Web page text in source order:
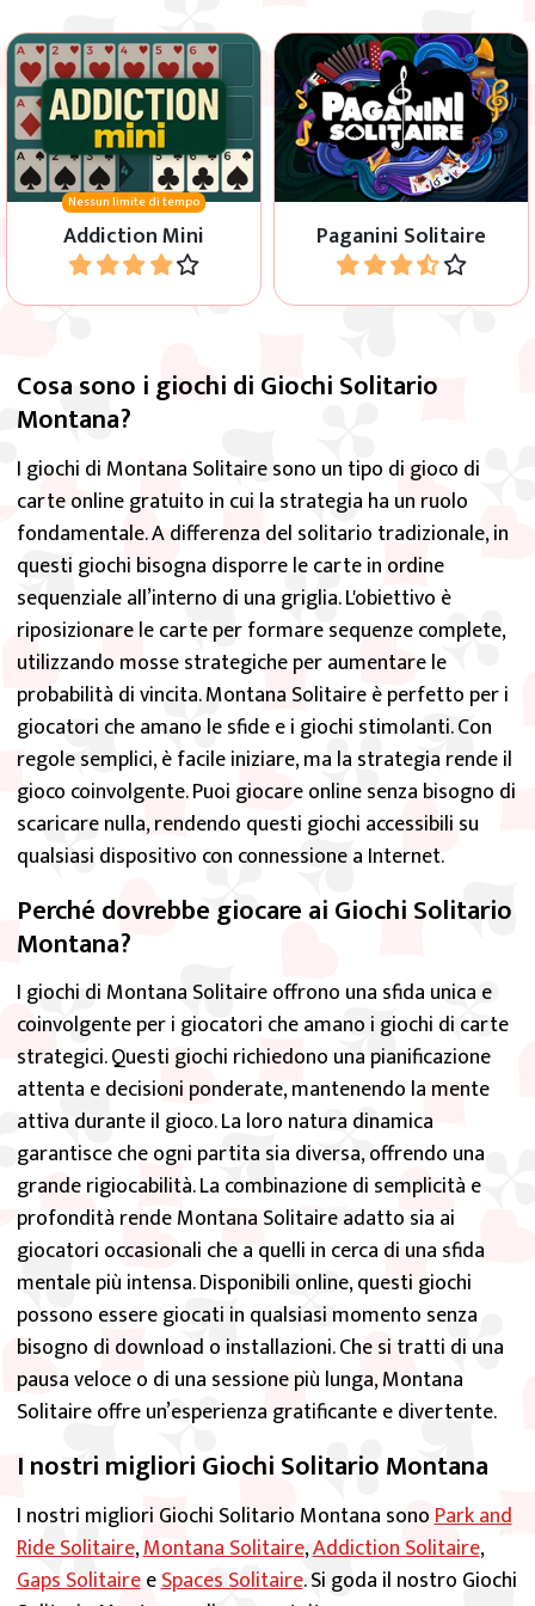
Nessun limite di tempo
Addiction Mini
Usa gli spazi liberi per
disporre tutte le carte per
colore e in sequenza, dal A al
6.
Gioca Paganini Solitaire
Usa gli spazi liberi per
disporre tutte le carte per
colore e in sequenza, dal A al
Re.
Gioca
I giochi di Montana Solitaire sono un tipo di gioco di
fondamentale. A differenza del solitario tradizionale, in
questi giochi bisogna disporre le carte in ordine
sequenziale all’interno di una griglia. L'obiettivo è
riposizionare le carte per formare sequenze complete,
utilizzando mosse strategiche per aumentare le
probabilità di vincita. Montana Solitaire è perfetto per i
giocatori che amano le sfide e i giochi stimolanti. Con
regole semplici, è facile iniziare, ma la strategia rende il
gioco coinvolgente. Puoi giocare online senza bisogno di
scaricare nulla, rendendo questi giochi accessibili su
qualsiasi dispositivo con connessione a Internet.
Perché dovrebbe giocare ai Giochi Solitario
I giochi di Montana Solitaire offrono una sfida unica e
strategici. Questi giochi richiedono una pianificazione
attenta e decisioni ponderate, mantenendo la mente
attiva durante il gioco. La loro natura dinamica
garantisce che ogni partita sia diversa, offrendo una
grande rigiocabilità. La combinazione di semplicità e
profondità rende Montana Solitaire adatto sia ai
giocatori occasionali che a quelli in cerca di una sfida
mentale più intensa. Disponibili online, questi giochi
possono essere giocati in qualsiasi momento senza
bisogno di download o installazioni. Che si tratti di una
pausa veloce o di una sessione più lunga, Montana
Solitaire offre un’esperienza gratificante e divertente.
I nostri migliori Giochi Solitario Montana
I nostri migliori Giochi Solitario Montana sonoPark and
,Montana Solitaire
Gaps SolitaireeSpaces Solitaire. Si goda il nostro Giochi
Solitario Montana online e gratuito.